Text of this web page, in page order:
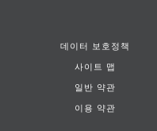
데이터 보호정책
사이트 맵
일반 약관
이용 약관